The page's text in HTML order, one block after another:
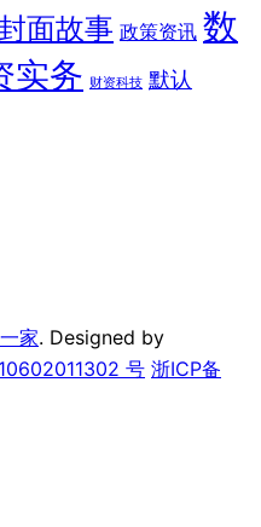
面故事 政策资讯 数
实务 财资科技 默认
家. Designed by
号 浙ICP备